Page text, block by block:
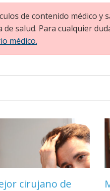
de contenido médico
salud. Para cualquier
médico.
cirujano de
contra